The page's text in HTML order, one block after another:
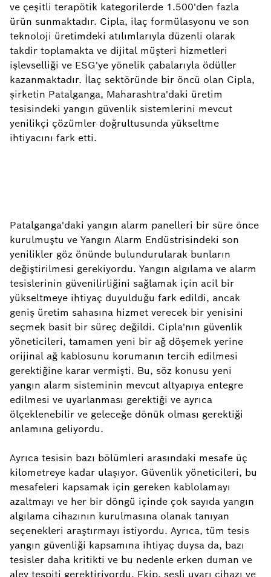
ve çeşitli terapötik kategorilerde 1.500'den fazla
ürün sunmaktadır. Cipla, ilaç formülasyonu ve son
teknoloji üretimdeki atılımlarıyla düzenli olarak
takdir toplamakta ve dijital müşteri hizmetleri
işlevselliği ve ESG'ye yönelik çabalarıyla ödüller
kazanmaktadır. İlaç sektöründe bir öncü olan Cipla,
şirketin Patalganga, Maharashtra'daki üretim
tesisindeki yangın güvenlik sistemlerini mevcut
yenilikçi çözümler doğrultusunda yükseltme
ihtiyacını fark etti.
Patalganga'daki yangın alarm panelleri bir süre önce
kurulmuştu ve Yangın Alarm Endüstrisindeki son
yenilikler göz önünde bulundurularak bunların
değiştirilmesi gerekiyordu. Yangın algılama ve alarm
tesislerinin güvenilirliğini sağlamak için acil bir
yükseltmeye ihtiyaç duyulduğu fark edildi, ancak
geniş üretim sahasına hizmet verecek bir yenisini
seçmek basit bir süreç değildi. Cipla'nın güvenlik
yöneticileri, tamamen yeni bir ağ döşemek yerine
orijinal ağ kablosunu korumanın tercih edilmesi
gerektiğine karar vermişti. Bu, söz konusu yeni
yangın alarm sisteminin mevcut altyapıya entegre
edilmesi ve uyarlanması gerektiği ve ayrıca
ölçeklenebilir ve geleceğe dönük olması gerektiği
anlamına geliyordu.
Ayrıca tesisin bazı bölümleri arasındaki mesafe üç
kilometreye kadar ulaşıyor. Güvenlik yöneticileri, bu
mesafeleri kapsamak için gereken kablolamayı
azaltmayı ve her bir döngü içinde çok sayıda yangın
algılama cihazının kurulmasına olanak tanıyan
seçenekleri araştırmayı istiyordu. Ayrıca, tüm tesis
yangın güvenliği kapsamına ihtiyaç duysa da, bazı
tesisler daha kritikti ve bu nedenle erken duman ve
alev tespiti gerektiriyordu. Ekip, sesli uyarı cihazı ve